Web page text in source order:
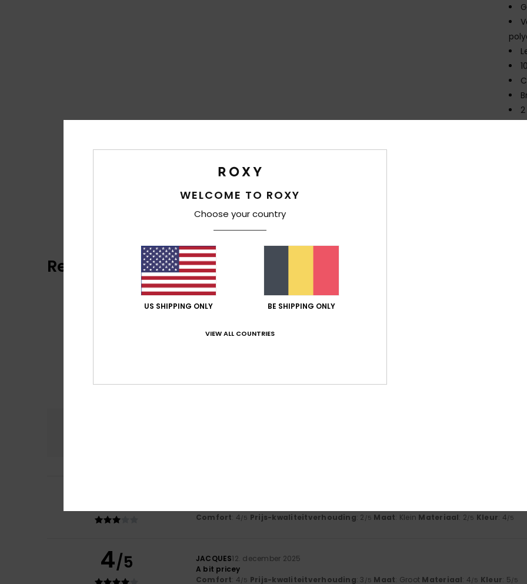
Reviews van klanten
gebaseerd op3 geverifieerde beoordelingen
Comfort: 4/5 Prijs-kwaliteitverhouding: 2 /5 Maat: Klein Materiaal: 2/5 Kleur: 4/5
4/5 JACQUES12. december 2025
A bit pricey
Comfort: 4/5 Prijs-kwaliteitverhouding: 3 /5 Maat: Groot Materiaal: 4/5 Kleur: 5/5
WELCOME TO ROXY
Choose your country
US SHIPPING ONLY BE SHIPPING ONLY
VIEW ALL COUNTRIES